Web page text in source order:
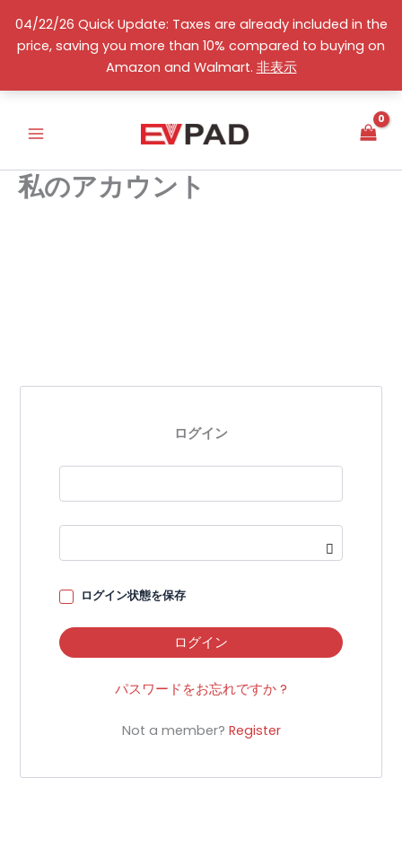
04/22/26 Quick Update: Taxes are already included in the
price, saving you more than 10% compared to buying on
Amazon and Walmart. 非表示
ツ
日本語
私のアカウント
ログイン
ログイン状態を保存
ログイン
パスワードをお忘れですか ?
Not a member? Register